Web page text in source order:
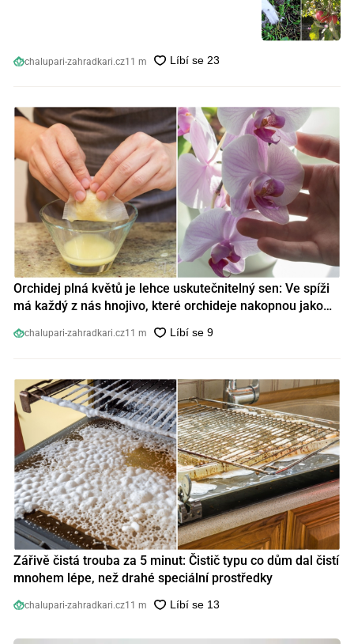
chalupari-zahradkari.cz11 m
Orchidej plná květů je lehce uskutečnitelný sen: Ve spíži
má každý z nás hnojivo, které orchideje nakopnou jako
chalupari-zahradkari.cz11 m
Zářivě čistá trouba za 5 minut: Čistič typu co dům dal čistí
mnohem lépe, než drahé speciální prostředky
chalupari-zahradkari.cz11 m